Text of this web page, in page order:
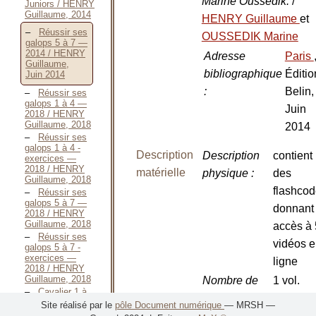
Juniors / HENRY
Guillaume, 2014
Réussir ses
galops 5 à 7 —
2014 / HENRY
Guillaume,
Juin 2014
Réussir ses
galops 1 à 4 —
2018 / HENRY
Guillaume, 2018
Réussir ses
galops 1 à 4 -
exercices —
2018 / HENRY
Guillaume, 2018
Réussir ses
galops 5 à 7 —
2018 / HENRY
Guillaume, 2018
Réussir ses
galops 5 à 7 -
exercices —
2018 / HENRY
Guillaume, 2018
Cavalier 1 à
4 et degré 1 —
HENRY Guillaume et
OUSSEDIK Marine
Adresse
bibliographique
:
Paris ,
Belin,
Juin
2014
Description
matérielle
Description
physique:
contient
des
donnant
accès à
vidéos
ligne
Nombre de
1 vol.
Site réalisé par le pôle Document numérique — MRSH —